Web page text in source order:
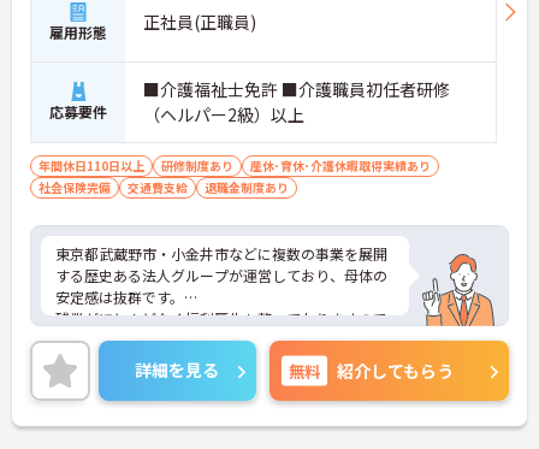
雇用形態 正社員(正職員)
応募要件
■介護福祉士免許 ■介護職員初任者研修
（ヘルパー2級）以上
年間休日110日以上 研修制度あり
産休･育休･介護休暇取得実績あり
社会保険完備
交通費支給 退職金制度あり
東京都武蔵野市・小金井市などに複数の事業を展開
する歴史ある法人グループが運営しており、母体の
安定感は抜群です。
残業がほとんどなく福利厚生も整っておりますので
安心して就業していただけます。
ご興味のある方はお気軽にお問い合わせ下さいま
せ。
詳細を見る 無料 紹介してもらう